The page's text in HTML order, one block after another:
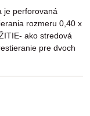
je perforovaná
rozmeru 0,40 x
ako stredová
pre dvoch